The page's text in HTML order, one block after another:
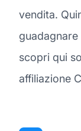
vendita.
scopri qui
affiliazione